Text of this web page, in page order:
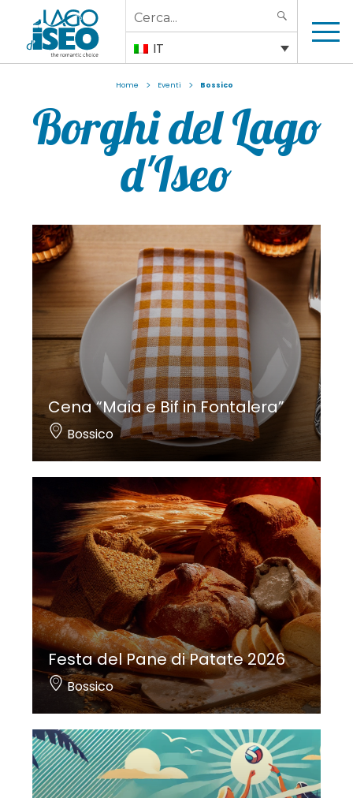
Search
for:
IT
Home > Eventi > Bossico
Borghi del Lago
d'Iseo
Cena “Maia e Bif in Fontalera”
Bossico
Festa del Pane di Patate 2026
Bossico